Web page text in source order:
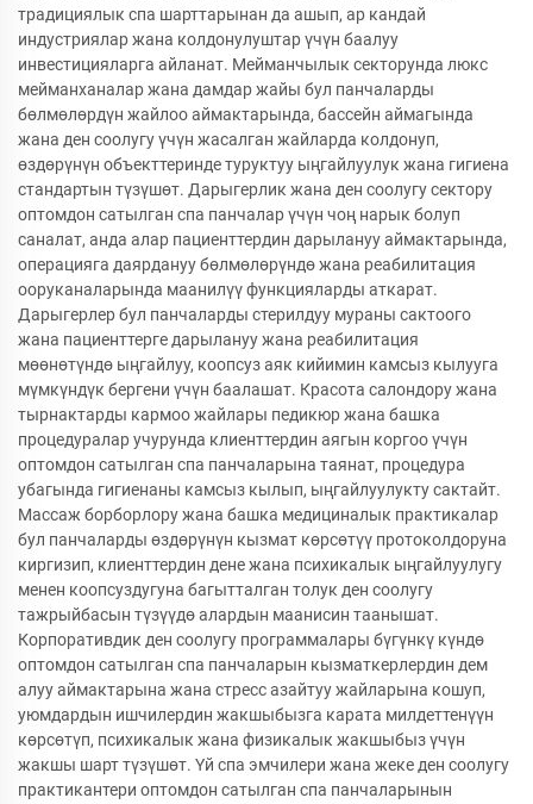
традициялык спа шарттарынан да ашып, ар кандай
индустриялар жана колдонулуштар үчүн баалуу
инвестицияларга айланат. Мейманчылык секторунда люкс
мейманханалар жана дамдар жайы бул панчаларды
бөлмөлөрдүн жайлоо аймактарында, бассейн аймагында
жана ден соолугу үчүн жасалган жайларда колдонуп,
өздөрүнүн объекттеринде туруктуу ыңгайлуулук жана гигиена
стандартын түзүшөт. Дарыгерлик жана ден соолугу сектору
оптомдон сатылган спа панчалар үчүн чоң нарык болуп
саналат, анда алар пациенттердин дарылануу аймактарында,
операцияга даярдануу бөлмөлөрүндө жана реабилитация
ооруканаларында маанилүү функцияларды аткарат.
Дарыгерлер бул панчаларды стерилдуу мураны сактоого
жана пациенттерге дарылануу жана реабилитация
мөөнөтүндө ыңгайлуу, коопсуз аяк кийимин камсыз кылууга
мүмкүндүк бергени үчүн баалашат. Красота салондору жана
тырнактарды кармоо жайлары педикюр жана башка
процедуралар учурунда клиенттердин аягын коргоо үчүн
оптомдон сатылган спа панчаларына таянат, процедура
убагында гигиенаны камсыз кылып, ыңгайлуулукту сактайт.
Массаж борборлору жана башка медициналык практикалар
бул панчаларды өздөрүнүн кызмат көрсөтүү протоколдоруна
киргизип, клиенттердин дене жана психикалык ыңгайлуулугу
менен коопсуздугуна багытталган толук ден соолугу
тажрыйбасын түзүүдө алардын маанисин таанышат.
Корпоративдик ден соолугу программалары бүгүнкү күндө
оптомдон сатылган спа панчаларын кызматкерлердин дем
алуу аймактарына жана стресс азайтуу жайларына кошуп,
уюмдардын ишчилердин жакшыбызга карата милдеттенүүн
көрсөтүп, психикалык жана физикалык жакшыбыз үчүн
жакшы шарт түзүшөт. Үй спа эмчилери жана жеке ден соолугу
практикантери оптомдон сатылган спа панчаларынын